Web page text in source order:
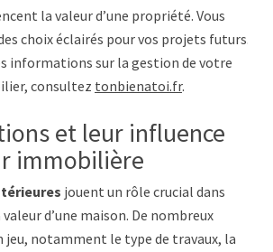
la valeur d’une propriété. Vous
choix éclairés pour vos projets futurs.
informations sur la gestion de votre
consultez tonbienatoi.fr.
et leur influence
immobilière
jouent un rôle crucial dans
d’une maison. De nombreux
notamment le type de travaux, la